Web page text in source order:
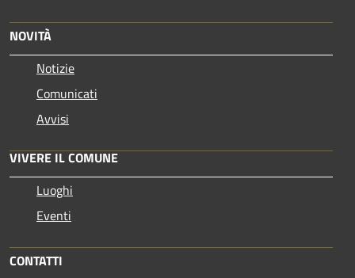
NOVITÀ
Notizie
Comunicati
Avvisi
VIVERE IL COMUNE
Luoghi
Eventi
CONTATTI